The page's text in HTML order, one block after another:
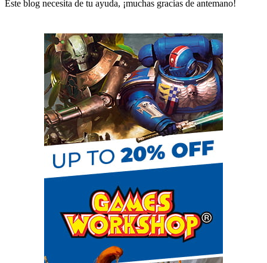
Este blog necesita de tu ayuda, ¡muchas gracias de antemano!